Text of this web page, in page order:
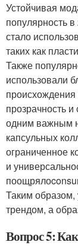
Устойчивая
популярность
стало
таких как
Также
использовали
происхождения
прозрачность
одним важным
капсульных
ограниченное
и
Таким образом,
трендом, а
Вопрос 5: